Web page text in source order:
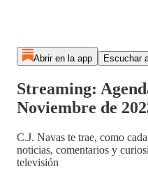
Abrir en la app Escuchar
Streaming:
Noviembre de
C.J. Navas te trae, como
noticias, comentarios y
televisión